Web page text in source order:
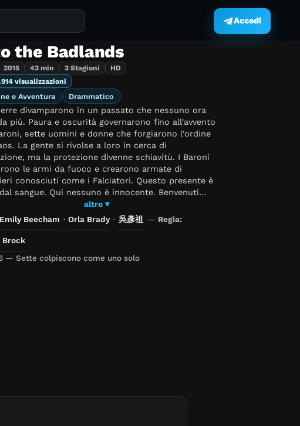
e temi.
Accedi
the Badlands
2015 43 min 3 Stagioni
HD
visualizzazioni
e Avventura Drammatico
divamparono in un passato che nessuno ora
più. Paura e oscurità governarono fino all'avvento
sette uomini e donne che forgiarono l'ordine
La gente si rivolse a loro in cerca di
ma la protezione divenne schiavitù. I Baroni
le armi da fuoco e crearono armate di
conosciuti come i Falciatori. Questo presente è
sangue. Qui nessuno è innocente. Benvenuti
altro ▾
Emily Beecham · Orla Brady · 吳彥祖 — Regia:
Brock
— Sette colpiscono come uno solo